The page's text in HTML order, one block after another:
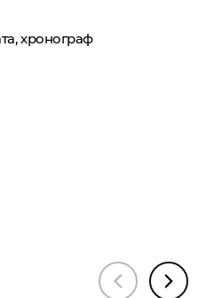
хронограф